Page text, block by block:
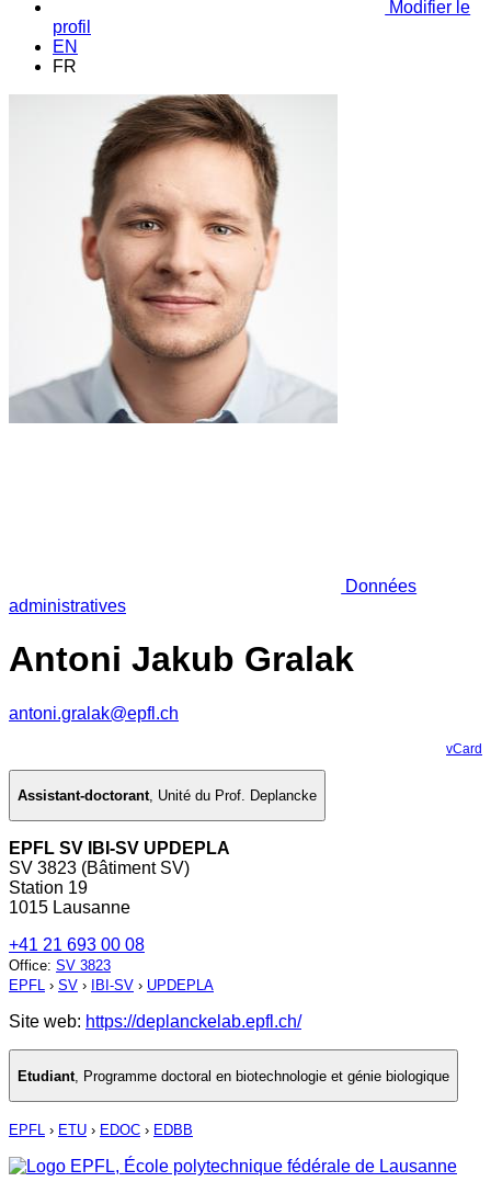
Modifier le
profil
EN
FR
Données
administratives
Antoni Jakub Gralak
antoni.gralak@epfl.ch
vCard
Assistant-doctorant, Unité du Prof. Deplancke
EPFL SV IBI-SV UPDEPLA
SV 3823 (Bâtiment SV)
Station 19
1015 Lausanne
+41 21 693 00 08
Office: SV 3823
EPFL › SV › IBI-SV › UPDEPLA
Site web: https://deplanckelab.epfl.ch/
Etudiant Programme doctoral en biotechnologie et génie biologique
EPFL › ETU › EDOC › EDBB